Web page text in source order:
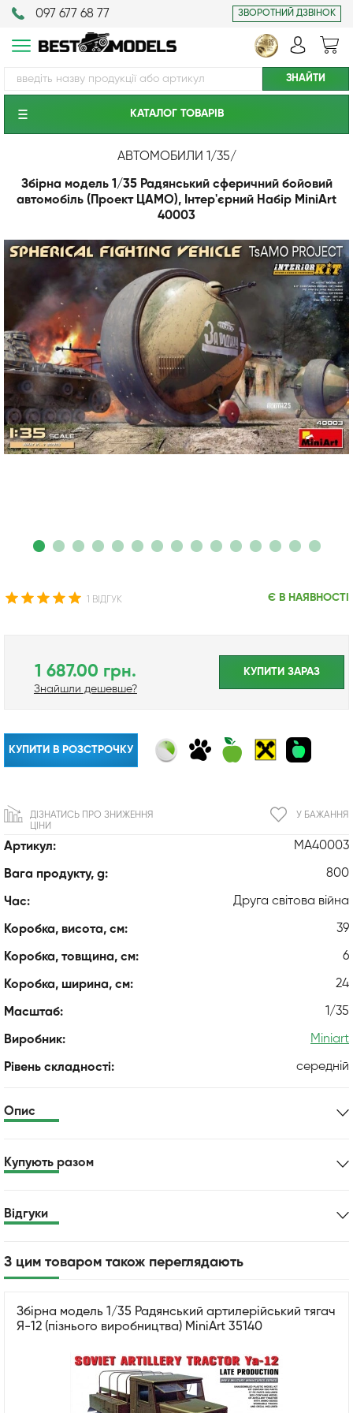
097 677 68 77 ЗВОРОТНИЙ ДЗВІНОК
КАТАЛОГ ТОВАРIВ
АВТОМОБИЛИ 1/35/
Збірна модель 1/35 Радянський сферичний бойовий
автомобіль (Проект ЦАМО), Інтер'єрний Набір MiniArt
40003
1 ВІДГУК Є В НАЯВНОСТІ
Артикул: MA40003
Вага продукту, g: 800
Час: Друга світова війна
Коробка, висота, см: 39
Коробка, товщина, см: 6
Коробка, ширина, см: 24
Масштаб: 1/35
Виробник: Miniart
Рівень складності: середній
1 687.00 грн.
Знайшли дешевше?
КУПИТИ ЗАРАЗ
КУПИТИ В РОЗСТРОЧКУ
У БАЖАННЯ
ДІЗНАТИСЬ ПРО ЗНИЖЕННЯ
ЦІНИ
Опис
Купують разом
Відгуки
З цим товаром також переглядають
Збірна модель 1/35 Радянський артилерійський тягач
Я-12 (пізнього виробництва) MiniArt 35140